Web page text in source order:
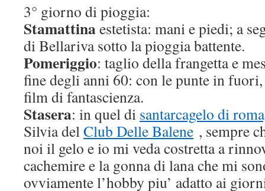
3° giorno di pioggia:
Stamattinaestetista: mani e piedi; a
di Bellariva sotto la pioggia battente.
Pomeriggio: taglio della frangetta e
fine degli anni 60: con le punte in
film di fantascienza.
Stasera: in quel di santarcagelo di
Silvia delClub Delle Balene , sempre
noi il gelo e io mi veda costretta a
cachemire e la gonna di lana che mi
ovviamente l’hobby piu’ adatto ai